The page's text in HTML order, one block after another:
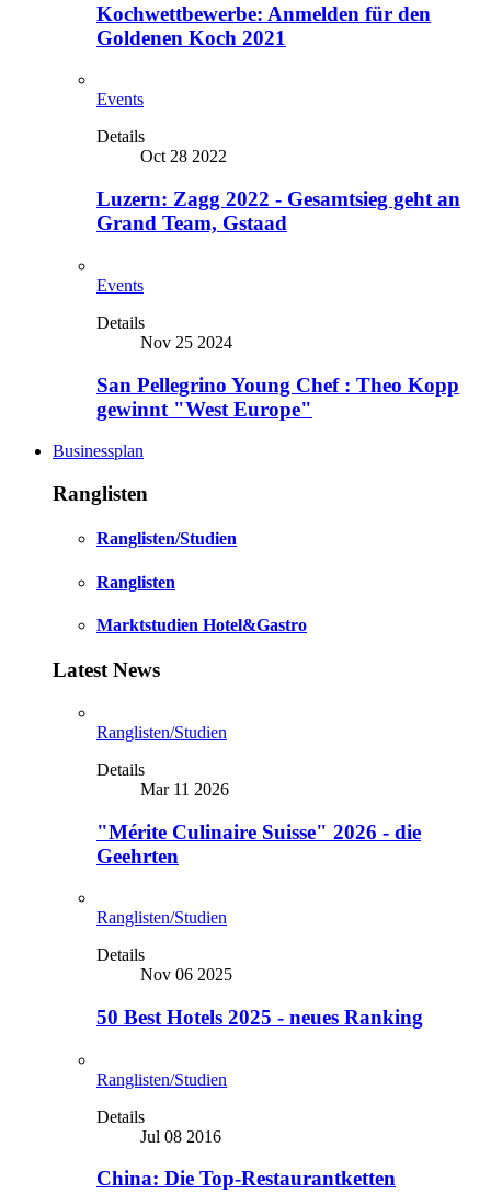
Kochwettbewerbe: Anmelden für den
Goldenen Koch 2021
Events
Details
Oct 28 2022
Luzern: Zagg 2022 - Gesamtsieg geht an
Grand Team, Gstaad
Events
Details
Nov 25 2024
San Pellegrino Young Chef : Theo Kopp
gewinnt "West Europe"
Businessplan
Ranglisten
Ranglisten/Studien
Ranglisten
Marktstudien Hotel&Gastro
Latest News
Ranglisten/Studien
Details
Mar 11 2026
"Mérite Culinaire Suisse" 2026 - die
Geehrten
Ranglisten/Studien
Details
Nov 06 2025
50 Best Hotels 2025 - neues Ranking
Ranglisten/Studien
Details
Jul 08 2016
China: Die Top-Restaurantketten